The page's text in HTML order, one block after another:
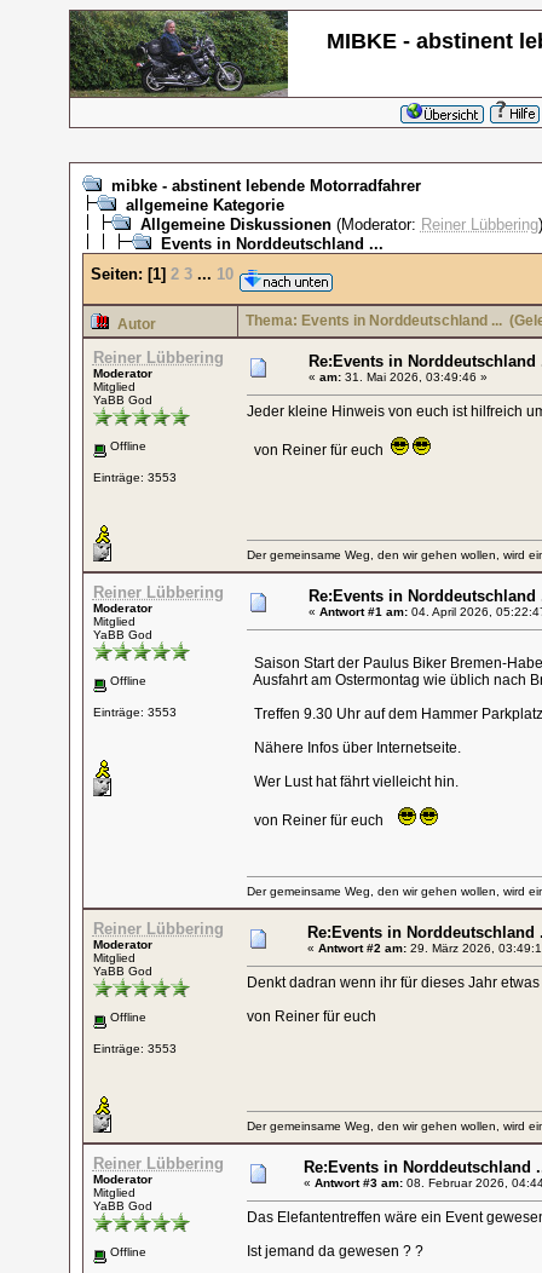
MIBKE - abstinent
mibke - abstinent lebende Motorradfahrer
allgemeine Kategorie
Allgemeine Diskussionen(Moderator: Reiner Lübbering)
Events in Norddeutschland ...
Seiten: [1] 2 3 ... 10
Autor Thema: Events in Norddeutschland ...
Reiner Lübbering
Moderator
Mitglied
YaBB God
Offline
Einträge: 3553
Re:Events in Norddeutschland
« am:31. Mai 2026, 03:49:46 »
Jeder kleine Hinweis von euch ist hilfreich
von Reiner für euch
Der gemeinsame Weg, den wir gehen wollen, wird
Reiner Lübbering
Moderator
Mitglied
YaBB God
Offline
Einträge: 3553
Re:Events in Norddeutschland
« Antwort #1 am:04. April 2026,
Saison Start der Paulus Biker Bremen-
Ausfahrt am Ostermontag wie üblich nach
Treffen 9.30 Uhr auf dem Hammer
Nähere Infos über Internetseite.
Wer Lust hat fährt vielleicht hin.
von Reiner für euch
Der gemeinsame Weg, den wir gehen wollen, wird
Reiner Lübbering
Moderator
Mitglied
YaBB God
Offline
Einträge: 3553
Re:Events in Norddeutschland
« Antwort #2 am:29. März 2026,
Denkt dadran wenn ihr für dieses Jahr
von Reiner für euch
Der gemeinsame Weg, den wir gehen wollen, wird
Reiner Lübbering
Moderator
Mitglied
YaBB God
Offline
Re:Events in Norddeutschland
« Antwort #3 am:08. Februar 2026,
Das Elefantentreffen wäre ein Event
Ist jemand da gewesen ? ?